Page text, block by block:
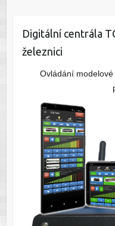
Digitální centrála
železnici
Ovládání